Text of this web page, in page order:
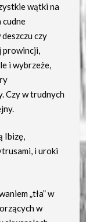
wątki na
czy
prowincji,
i wybrzeże,
Czy w trudnych
Ibizę,
i uroki
„tła” w
w